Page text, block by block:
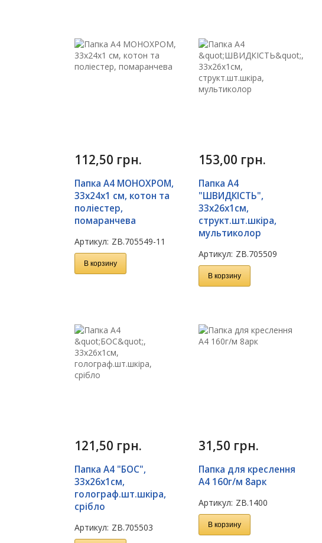
112,50 грн.
Папка А4 МОНОХРОМ,
33x24x1 см, котон та
поліестер,
помаранчева
Артикул: ZB.705549-11
В корзину
153,00 грн.
Папка А4
"ШВИДКІСТЬ",
33х26х1см,
структ.шт.шкіра,
мультиколор
Артикул: ZB.705509
В корзину
121,50 грн.
Папка А4 "БОС",
33х26х1см,
голограф.шт.шкіра,
срібло
Артикул: ZB.705503
31,50 грн.
Папка для креслення
А4 160г/м 8арк
Артикул: ZB.1400
В корзину